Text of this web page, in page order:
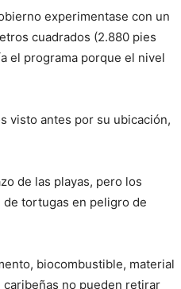
experimentase con un
cuadrados (2.880 pies
el programa porque el nivel
visto antes por su ubicación,
de las playas, pero los
tortugas en peligro de
biocombustible, material
no pueden retirar